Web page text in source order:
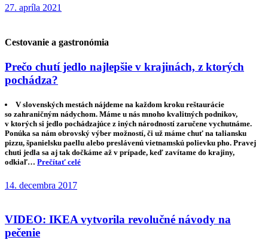
27. apríla 2021
Cestovanie a gastronómia
Prečo chutí jedlo najlepšie v krajinách, z ktorých
pochádza?
V slovenských mestách nájdeme na každom kroku reštaurácie
so zahraničným nádychom. Máme u nás mnoho kvalitných podnikov,
v ktorých si jedlo pochádzajúce z iných národností zaručene vychutnáme.
Ponúka sa nám obrovský výber možností, či už máme chuť na taliansku
pizzu, španielsku paellu alebo preslávenú vietnamskú polievku pho. Pravej
chuti jedla sa aj tak dočkáme až v prípade, keď zavítame do krajiny,
odkiaľ… Prečítať celé
14. decembra 2017
VIDEO: IKEA vytvorila revolučné návody na
pečenie